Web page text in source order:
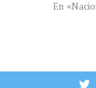
En